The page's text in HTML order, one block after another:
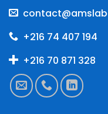
+216 74 407 194
+216 70 871 328